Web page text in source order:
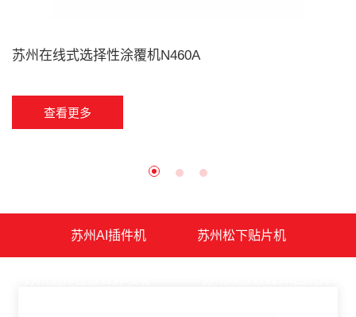
苏州在线式选择性涂覆机N460A
查看更多
苏州AI插件机 苏州松下贴片机